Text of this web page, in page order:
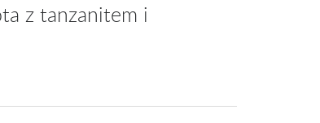
z tanzanitem i